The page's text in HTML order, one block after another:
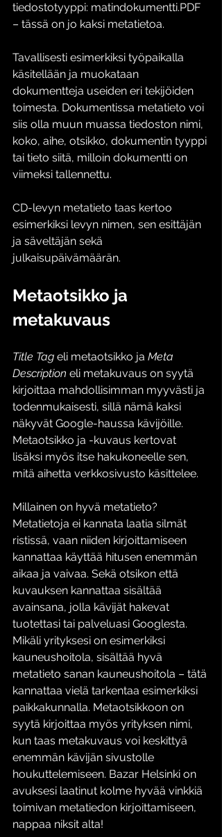
tiedostotyyppi: matindokumentti.PDF
– tässä on jo kaksi metatietoa.
Tavallisesti esimerkiksi työpaikalla
käsitellään ja muokataan
dokumentteja useiden eri tekijöiden
toimesta. Dokumentissa metatieto voi
siis olla muun muassa tiedoston nimi,
koko, aihe, otsikko, dokumentin tyyppi
tai tieto siitä, milloin dokumentti on
viimeksi tallennettu.
CD-levyn metatieto taas kertoo
esimerkiksi levyn nimen, sen esittäjän
ja säveltäjän sekä
julkaisupäivämäärän.
Metaotsikko ja
metakuvaus
Title Tag eli metaotsikko ja Meta
Description eli metakuvaus on syytä
kirjoittaa mahdollisimman myyvästi ja
todenmukaisesti, sillä nämä kaksi
näkyvät Google-haussa kävijöille.
Metaotsikko ja -kuvaus kertovat
lisäksi myös itse hakukoneelle sen,
mitä aihetta verkkosivusto käsittelee.
Millainen on hyvä metatieto?
Metatietoja ei kannata laatia silmät
ristissä, vaan niiden kirjoittamiseen
kannattaa käyttää hitusen enemmän
aikaa ja vaivaa. Sekä otsikon että
kuvauksen kannattaa sisältää
avainsana, jolla kävijät hakevat
tuotettasi tai palveluasi Googlesta.
Mikäli yrityksesi on esimerkiksi
kauneushoitola, sisältää hyvä
metatieto sanan kauneushoitola – tätä
kannattaa vielä tarkentaa esimerkiksi
paikkakunnalla. Metaotsikkoon on
syytä kirjoittaa myös yrityksen nimi,
kun taas metakuvaus voi keskittyä
enemmän kävijän sivustolle
houkuttelemiseen. Bazar Helsinki on
avuksesi laatinut kolme hyvää vinkkiä
toimivan metatiedon kirjoittamiseen,
nappaa niksit alta!